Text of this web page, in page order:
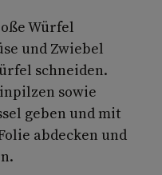
Würfel
und Zwiebel
schneiden.
sowie
geben und mit
abdecken und